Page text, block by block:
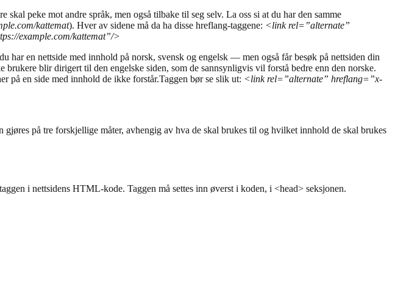
peke mot andre språk, men også tilbake til seg selv. La oss si at du har den samme
kattemat). Hver av sidene må da ha disse hreflang-taggene: <link rel=”alternate”
example.com/kattemat”/>
har en nettside med innhold på norsk, svensk og engelsk — men også får besøk på nettsiden din
blir dirigert til den engelske siden, som de sannsynligvis vil forstå bedre enn den norske.
på en side med innhold de ikke forstår.Taggen bør se slik ut: <link rel=”alternate” hreflang=”x-
på tre forskjellige måter, avhengig av hva de skal brukes til og hvilket innhold de skal brukes
i nettsidens HTML-kode. Taggen må settes inn øverst i koden, i <head> seksjonen.